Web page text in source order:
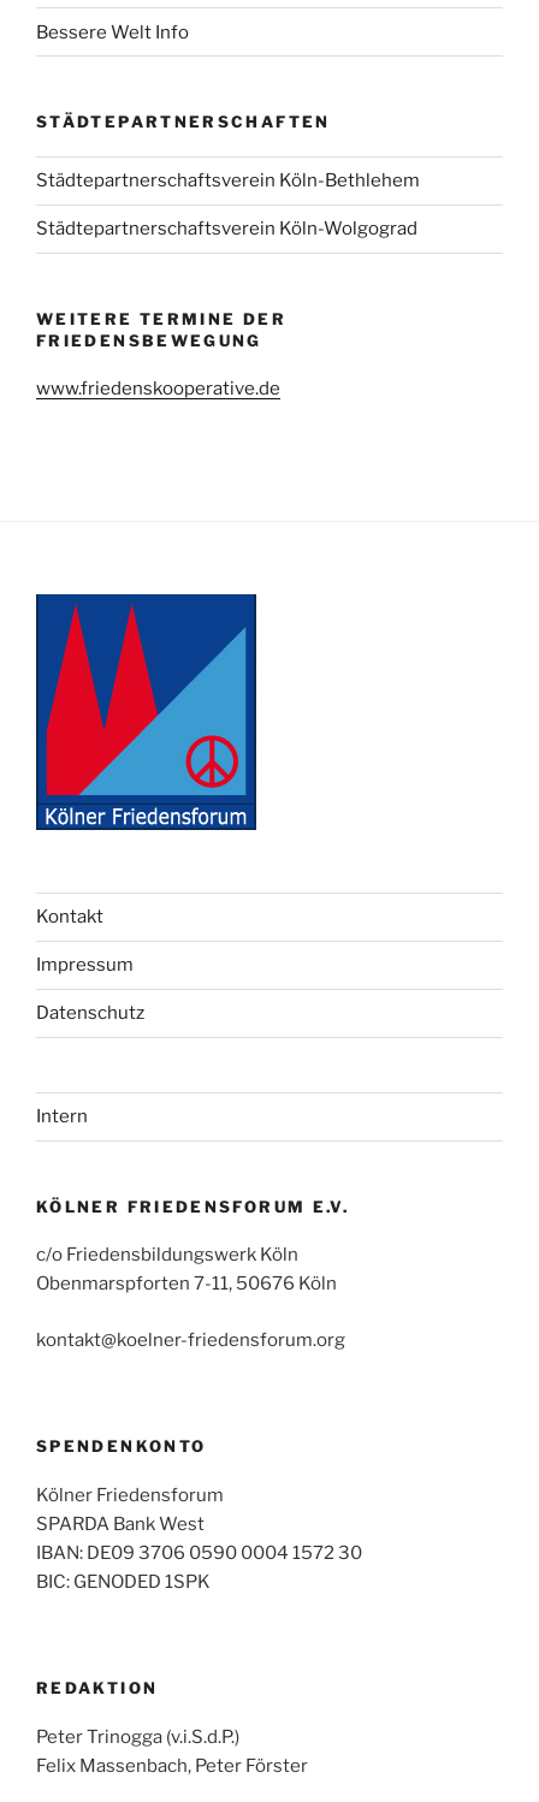
Bessere Welt Info
STÄDTEPARTNERSCHAFTEN
Städtepartnerschaftsverein Köln-Bethlehem
Städtepartnerschaftsverein Köln-Wolgograd
WEITERE TERMINE DER
FRIEDENSBEWEGUNG
www.friedenskooperative.de
Kontakt
Impressum
Datenschutz
Intern
KÖLNER FRIEDENSFORUM E.V.
c/o Friedensbildungswerk Köln
Obenmarspforten 7-11, 50676 Köln
kontakt@koelner-friedensforum.org
SPENDENKONTO
Kölner Friedensforum
SPARDA Bank West
IBAN: DE09 3706 0590 0004 1572 30
BIC: GENODED 1SPK
REDAKTION
Peter Trinogga (v.i.S.d.P.)
Felix Massenbach, Peter Förster